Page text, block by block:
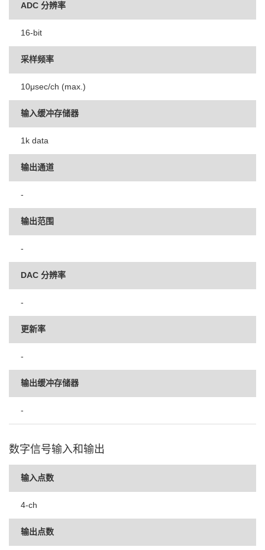
ADC 分辨率
16-bit
采样频率
10μsec/ch (max.)
输入缓冲存储器
1k data
输出通道
-
输出范围
-
DAC 分辨率
-
更新率
-
输出缓冲存储器
-
数字信号输入和输出
输入点数
4-ch
输出点数